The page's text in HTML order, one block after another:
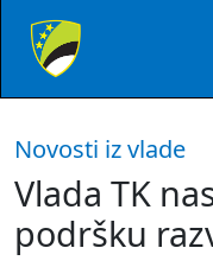
Novosti iz vlade
Vlada TK
podršku